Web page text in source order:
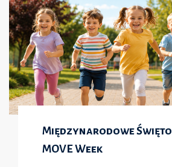
Międzynarodowe Święto
MOVE Week